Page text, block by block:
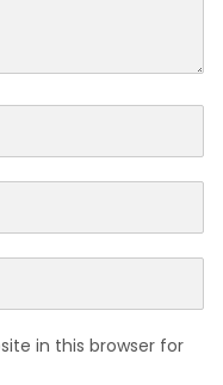
in this browser for